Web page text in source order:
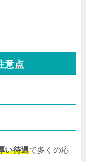
意点
い待遇で多くの応